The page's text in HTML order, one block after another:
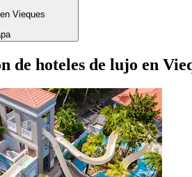
de hoteles de lujo en